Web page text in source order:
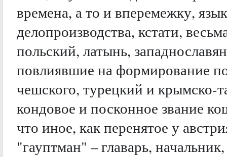
времена, а то и вперемежку,
делопроизводства, кстати,
польский, латынь,
повлиявшие на формирование
чешского, турецкий и крымско-
кондовое и посконное звание
что иное, как перенятое у
"гауптман" – главарь,